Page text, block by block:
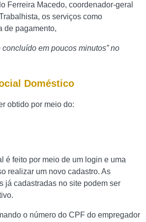
Ferreira Macedo, coordenador-geral
os serviços como
de pagamento,
em poucos minutos” no
Doméstico
obtido por meio do:
é feito por meio de um login e uma
realizar um novo cadastro. As
já cadastradas no site podem ser
o número do CPF do empregador